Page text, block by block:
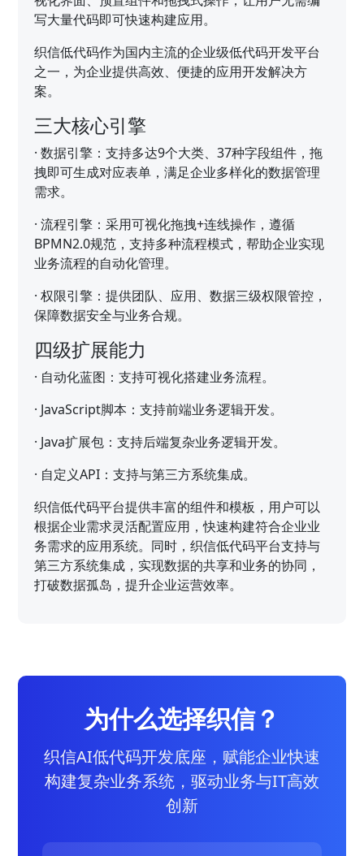
写大量代码即可快速构建应用。
织信低代码作为国内主流的企业级低代码开发平台
之一，为企业提供高效、便捷的应用开发解决方
案。
三大核心引擎
·数据引擎：支持多达9个大类、37种字段组件，拖
拽即可生成对应表单，满足企业多样化的数据管理
需求。
·流程引擎：采用可视化拖拽+连线操作，遵循
BPMN2.0规范，支持多种流程模式，帮助企业实现
业务流程的自动化管理。
·权限引擎：提供团队、应用、数据三级权限管控，
保障数据安全与业务合规。
四级扩展能力
· 自动化蓝图：支持可视化搭建业务流程。
· JavaScript脚本：支持前端业务逻辑开发。
· Java扩展包：支持后端复杂业务逻辑开发。
· 自定义API：支持与第三方系统集成。
织信低代码平台提供丰富的组件和模板，用户可以
根据企业需求灵活配置应用，快速构建符合企业业
务需求的应用系统。同时，织信低代码平台支持与
第三方系统集成，实现数据的共享和业务的协同，
打破数据孤岛，提升企业运营效率。
为什么选择织信？
织信AI低代码开发底座，赋能企业快速
构建复杂业务系统，驱动业务与IT高效
创新